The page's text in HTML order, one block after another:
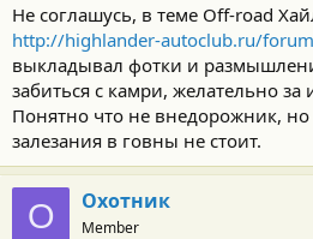
Не соглашусь, в теме Off-road
http://highlander-autoclub.ru/
выкладывал фотки и
забиться с камри, желательно за
Понятно что не внедорожник,
залезания в говны не стоит.
О Охотник
Member